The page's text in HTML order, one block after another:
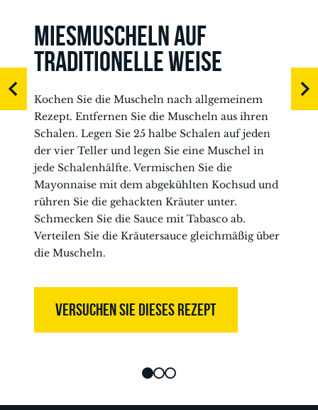
MIESMUSCHELN AUF
TRADITIONELLE WEISE
Kochen Sie die Muscheln nach allgemeinem
Rezept. Entfernen Sie die Muscheln aus ihren
Schalen. Legen Sie 25 halbe Schalen auf jeden
der vier Teller und legen Sie eine Muschel in
jede Schalenhälfte. Vermischen Sie die
Mayonnaise mit dem abgekühlten Kochsud und
rühren Sie die gehackten Kräuter unter.
Schmecken Sie die Sauce mit Tabasco ab.
Verteilen Sie die Kräutersauce gleichmäßig über
die Muscheln.
VERSUCHEN SIE DIESES REZEPT